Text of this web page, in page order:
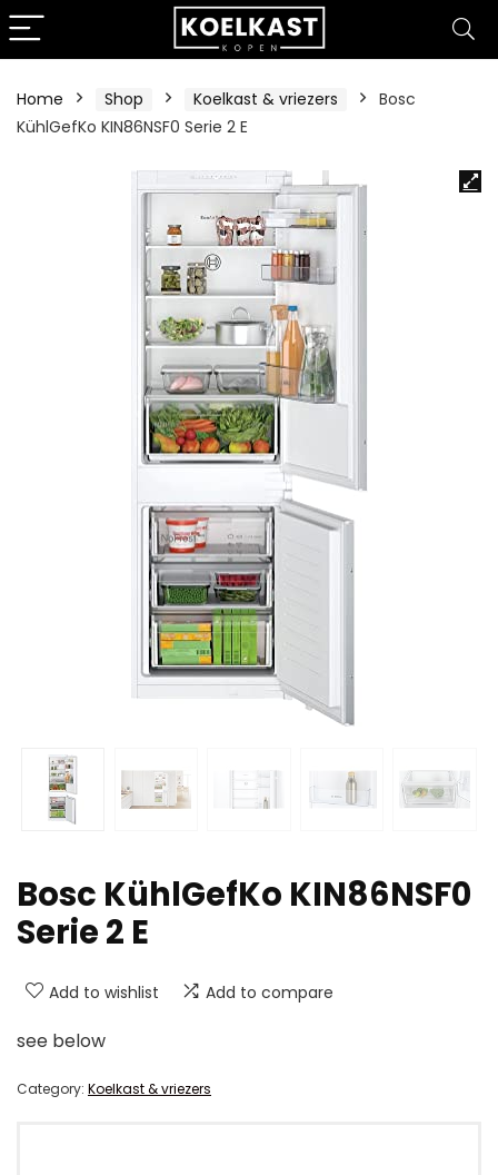
Home Shop Koelkast & vriezers
Bosc
KühlGefKo KIN86NSF0 Serie 2 E
Bosc KühlGefKo KIN86NSF0
Serie 2 E
Add to wishlist Add to compare
see below
Category: Koelkast & vriezers